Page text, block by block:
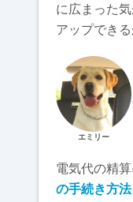
に広まった
アップでき
エミリー
電気代の精
の手続き方法